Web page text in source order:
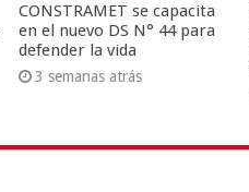
CONSTRAMET se capacita
en el nuevo DS N° 44 para
defender la vida
3 semanas atrás